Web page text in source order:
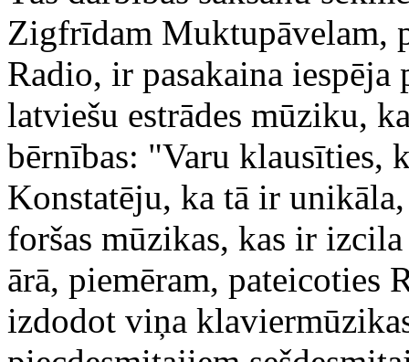
Zigfrīdam Muktupāvelam,
Radio, ir pasakaina
latviešu estrādes mūziku,
bērnības: "Varu klausīties,
Konstatēju, ka tā ir
foršas mūzikas, kas ir
ārā, piemēram, pateicoties
izdodot viņa